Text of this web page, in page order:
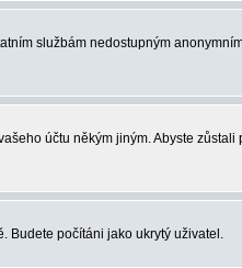
službám nedostupným
účtu někým jiným. Abyste
Budete počítáni jako ukrytý uživatel.